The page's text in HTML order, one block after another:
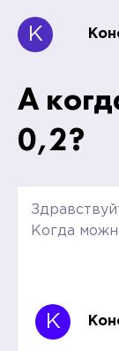
К
А
0,2?
Когда
К